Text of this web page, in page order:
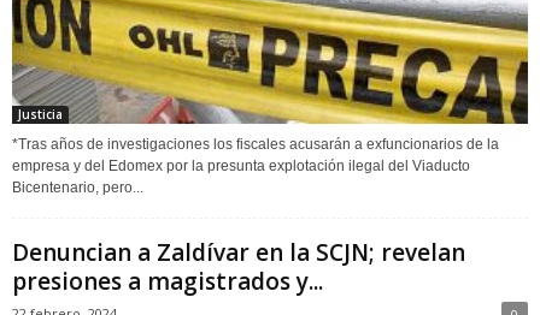
Justicia
*Tras años de investigaciones los fiscales acusarán a exfuncionarios de la
empresa y del Edomex por la presunta explotación ilegal del Viaducto
Bicentenario, pero...
Denuncian a Zaldívar en la SCJN; revelan
presiones a magistrados y...